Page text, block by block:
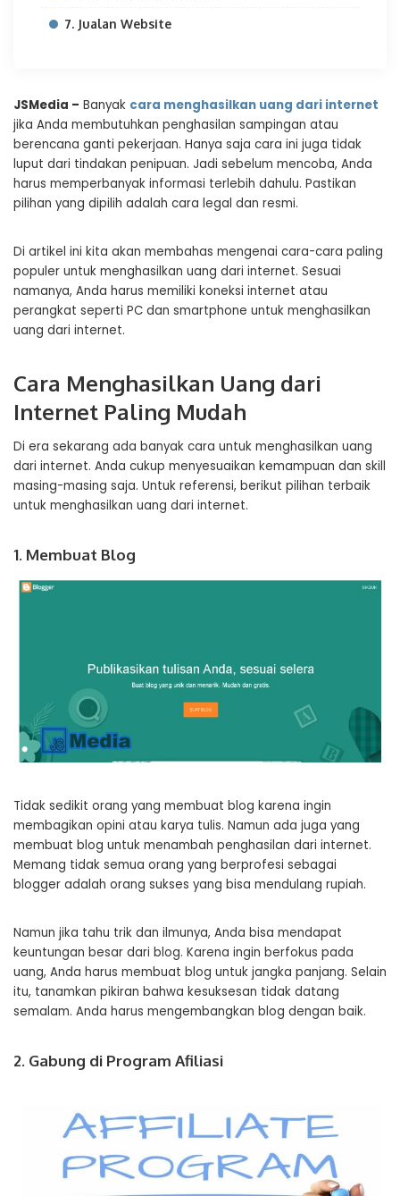
7. Jualan Website
JSMedia – Banyak cara menghasilkan uang dari internet
jika Anda membutuhkan penghasilan sampingan atau
berencana ganti pekerjaan. Hanya saja cara ini juga tidak
luput dari tindakan penipuan. Jadi sebelum mencoba, Anda
harus memperbanyak informasi terlebih dahulu. Pastikan
pilihan yang dipilih adalah cara legal dan resmi.
Di artikel ini kita akan membahas mengenai cara-cara paling
populer untuk menghasilkan uang dari internet. Sesuai
namanya, Anda harus memiliki koneksi internet atau
perangkat seperti PC dan smartphone untuk menghasilkan
uang dari internet.
Cara Menghasilkan Uang dari
Internet Paling Mudah
Di era sekarang ada banyak cara untuk menghasilkan uang
dari internet. Anda cukup menyesuaikan kemampuan dan skill
masing-masing saja. Untuk referensi, berikut pilihan terbaik
untuk menghasilkan uang dari internet.
1. Membuat Blog
Tidak sedikit orang yang membuat blog karena ingin
membagikan opini atau karya tulis. Namun ada juga yang
membuat blog untuk menambah penghasilan dari internet.
Memang tidak semua orang yang berprofesi sebagai
blogger adalah orang sukses yang bisa mendulang rupiah.
Namun jika tahu trik dan ilmunya, Anda bisa mendapat
keuntungan besar dari blog. Karena ingin berfokus pada
uang, Anda harus membuat blog untuk jangka panjang. Selain
itu, tanamkan pikiran bahwa kesuksesan tidak datang
semalam. Anda harus mengembangkan blog dengan baik.
2. Gabung di Program Afiliasi